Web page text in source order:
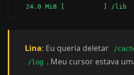
   24.0 MiB [          ] /lib
Lina: Eu queria deletar /
/log . Meu cursor estava